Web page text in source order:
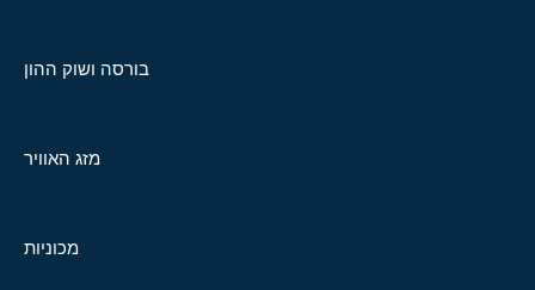
בורסה ושוק ההון
מזג האוויר
מכוניות